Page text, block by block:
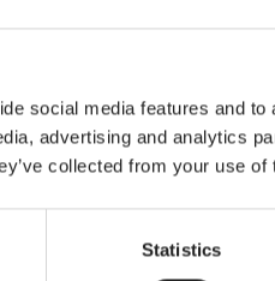
social media features and
advertising and analytics
collected from your use
Statistics